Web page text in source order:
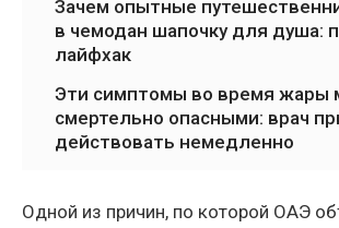
Зачем опытные
в чемодан шапочку для душа:
лайфхак
Эти симптомы во время жары
смертельно опасными: врач
действовать немедленно
Одной из причин, по которой ОАЭ